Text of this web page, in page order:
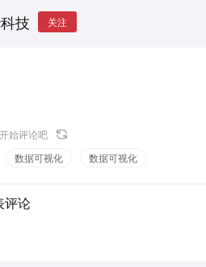
技 关注
始评论吧
数据可视化 数据可视化
评论